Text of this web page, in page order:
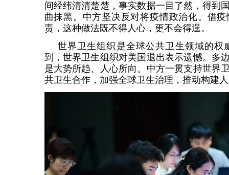
间经纬清清楚楚，事实数据一目了然，得到
曲抹黑。中方坚决反对将疫情政治化。借
责，这种做法既不得人心，更不会得逞。
世界卫生组织是全球公共卫生领域的权
到，世界卫生组织对美国退出表示遗憾。多
是大势所趋、人心所向。中方一贯支持世界
共卫生合作，加强全球卫生治理，推动构建